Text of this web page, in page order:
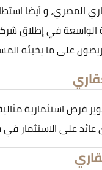
المصري، و أيضا
الواسعة في إطلاق
على ما يخبئه
استثمارية
على الاستثمار